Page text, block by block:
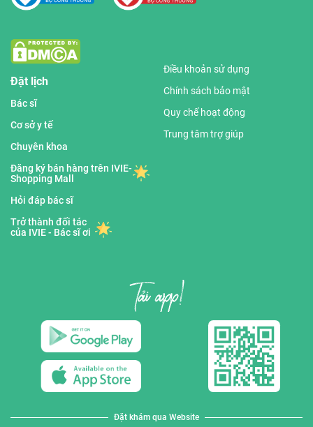
Đặt lịch
Bác sĩ
Cơ sở y tế
Chuyên khoa
Đăng ký bán hàng trên IVIE-
Shopping Mall
Hỏi đáp bác sĩ
Trở thành đối tác
của IVIE - Bác sĩ ơi
Điều khoản sử dụng
Chính sách bảo mật
Quy chế hoạt động
Trung tâm trợ giúp
Đặt khám qua Website